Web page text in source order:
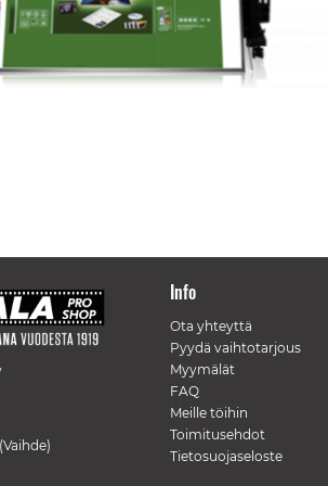
(Vaihde)
Info
Ota yhteyttä
Pyydä vaihtotarjous
Myymälät
FAQ
Meille töihin
Toimitusehdot
Tietosuojaseloste